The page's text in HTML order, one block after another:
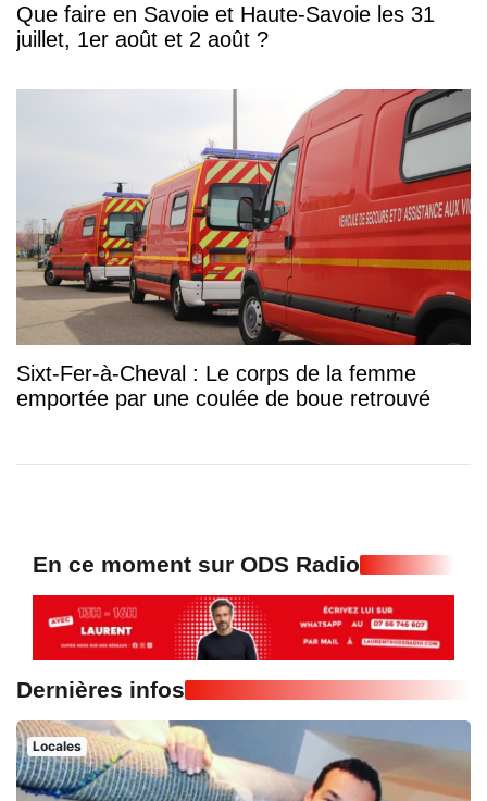
Que faire en Savoie et Haute-Savoie les 31
juillet, 1er août et 2 août ?
Sixt-Fer-à-Cheval : Le corps de la femme
emportée par une coulée de boue retrouvé
En ce moment sur ODS Radio
Dernières infos
Locales